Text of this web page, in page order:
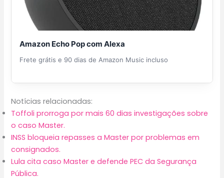
Amazon Echo Pop com Alexa
Frete grátis e 90 dias de Amazon Music incluso
Notícias relacionadas:
Toffoli prorroga por mais 60 dias investigações sobre
o caso Master.
INSS bloqueia repasses a Master por problemas em
consignados.
Lula cita caso Master e defende PEC da Segurança
Pública.